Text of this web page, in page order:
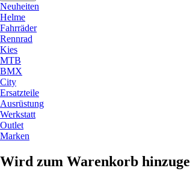
Neuheiten
Helme
Fahrräder
Rennrad
Kies
MTB
BMX
City
Ersatzteile
Ausrüstung
Werkstatt
Outlet
Marken
Wird zum Warenkorb